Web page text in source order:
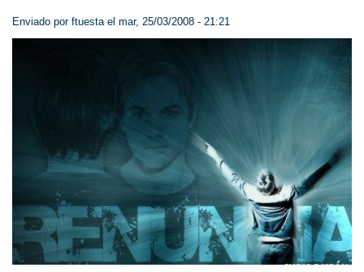
Enviado por ftuestael mar, 25/03/2008 - 21:21